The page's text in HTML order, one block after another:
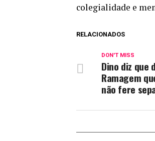
colegialidade e
RELACIONADOS
DON'T MISS
Dino diz que
Ramagem
não fere